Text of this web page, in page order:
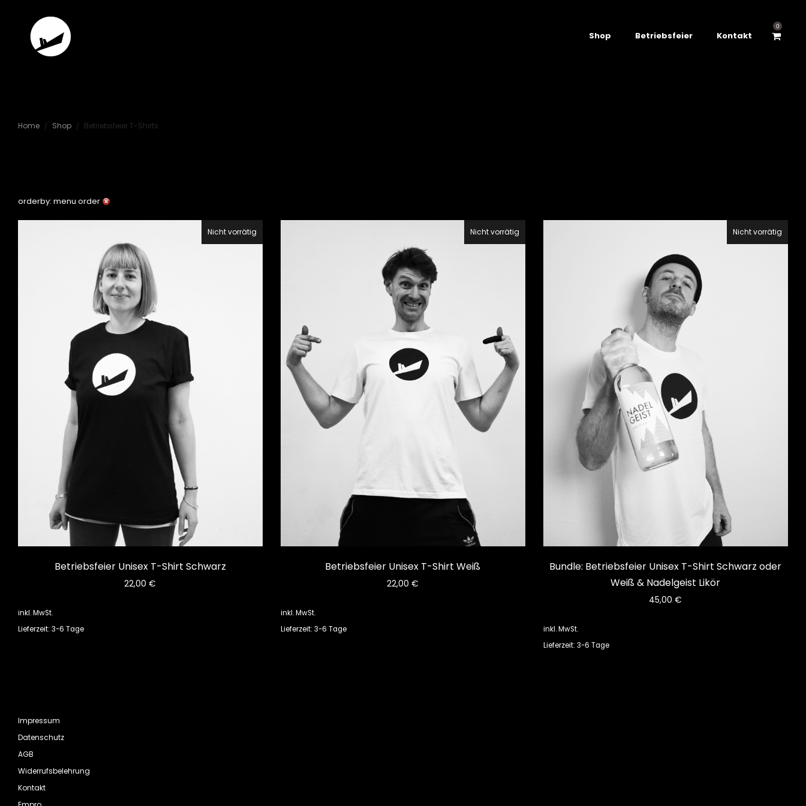
Shop Betriebsfeier Kontakt
0
Home / Shop / Betriebsfeier T-Shirts
orderby: menu order
Nicht vorrätig
Betriebsfeier Unisex T-Shirt Schwarz
22,00€
inkl. MwSt.
Lieferzeit: 3-6 Tage
Nicht vorrätig
Betriebsfeier Unisex T-Shirt Weiß
22,00€
inkl. MwSt.
Lieferzeit: 3-6 Tage
Nicht vorrätig
Bundle: Betriebsfeier Unisex T-Shirt Schwarz oder
Weiß & Nadelgeist Likör
45,00€
inkl. MwSt.
Lieferzeit: 3-6 Tage
Impressum
Datenschutz
AGB
Widerrufsbelehrung
Kontakt